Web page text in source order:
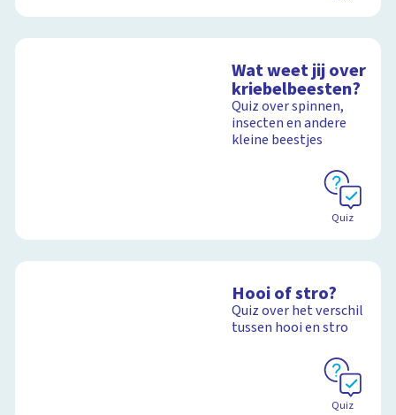
Wat weet jij over
kriebelbeesten?
Quiz over spinnen,
insecten en andere
kleine beestjes
Quiz
Hooi of stro?
Quiz over het verschil
tussen hooi en stro
Quiz